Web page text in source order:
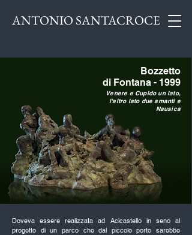
ANTONIO SANTACROCE
Bozzetto
di Fontana - 1999
Venere e Cupido un lato,
l'altro lato due amanti e
Nausica
Doveva essere realizzata ad Acicastello in seno al
progetto di un parco che dal piccolo porto sarebbe